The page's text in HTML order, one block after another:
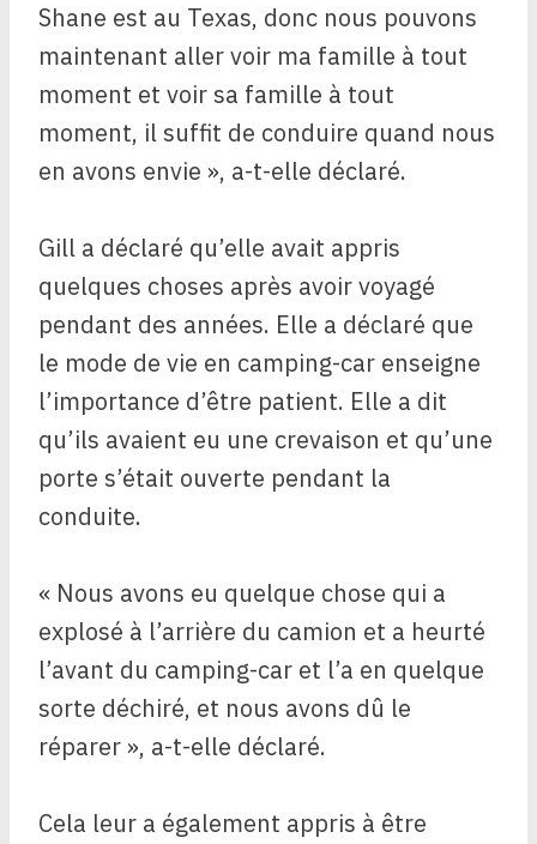
Shane est au Texas, donc nous pouvons
maintenant aller voir ma famille à tout
moment et voir sa famille à tout
moment, il suffit de conduire quand nous
en avons envie », a-t-elle déclaré.
Gill a déclaré qu’elle avait appris
quelques choses après avoir voyagé
pendant des années. Elle a déclaré que
le mode de vie en camping-car enseigne
l’importance d’être patient. Elle a dit
qu’ils avaient eu une crevaison et qu’une
porte s’était ouverte pendant la
conduite.
« Nous avons eu quelque chose qui a
explosé à l’arrière du camion et a heurté
l’avant du camping-car et l’a en quelque
sorte déchiré, et nous avons dû le
réparer », a-t-elle déclaré.
Cela leur a également appris à être